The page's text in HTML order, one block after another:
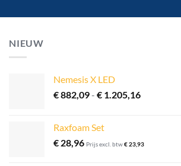
NIEUW
Nemesis X LED
€882,09- € 1.205,16Prijsklasse:
Raxfoam Set
€ 28,96 Prijs excl. btw€23,93